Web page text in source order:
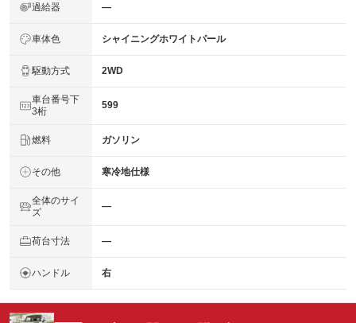
過給器 ―
車体色 シャイニングホワイトパール
駆動方式 2WD
車台番号下
3桁
599
燃料 ガソリン
その他 寒冷地仕様
全体のサイ
ズ
―
荷台寸法 ―
ハンドル 右